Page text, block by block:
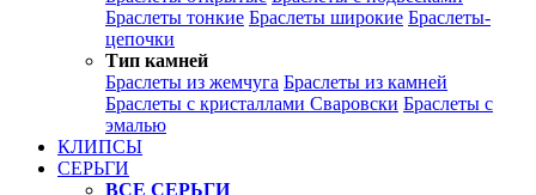
Браслеты тонкие Браслеты широкие Браслеты-
цепочки
Тип камней
Браслеты из жемчуга Браслеты из камней
Браслеты с кристаллами Сваровски Браслеты с
эмалью
КЛИПСЫ
СЕРЬГИ
ВСЕ СЕРЬГИ